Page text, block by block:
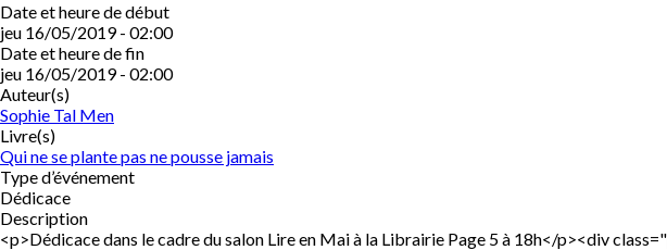
Date et heure de début
jeu 16/05/2019 - 02:00
Date et heure de fin
jeu 16/05/2019 - 02:00
Auteur(s)
Sophie Tal Men
Livre(s)
Qui ne se plante pas ne pousse jamais
Type d’événement
Dédicace
Description
<p>Dédicace dans le cadre du salon Lire en Mai à la Librairie Page 5 à 18h</p><div